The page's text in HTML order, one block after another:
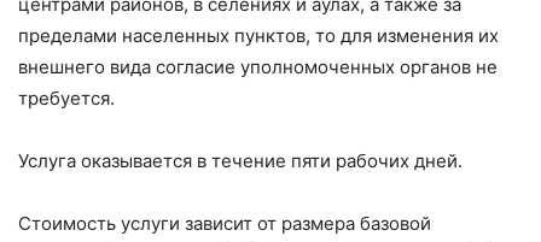
центрами районов, в селениях и аулах, а также за
пределами населенных пунктов, то для изменения их
внешнего вида согласие уполномоченных органов не
требуется.
Услуга оказывается в течение пяти рабочих дней.
Стоимость услуги зависит от размера базовой